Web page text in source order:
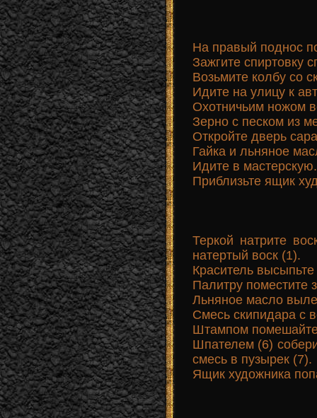
На правый поднос
Зажгите спиртовку
Возьмите колбу со
Идите на улицу к
Охотничьим ножом
Зерно с песком из
Откройте дверь
Гайка и льняное
Идите в мастерскую.
Приблизьте ящик
Теркой натрите
натертый воск (1).
Краситель
Палитру поместите
Льняное масло
Смесь скипидара с
Штампом
Шпателем (6)
смесь в пузырек (7).
Ящик художника